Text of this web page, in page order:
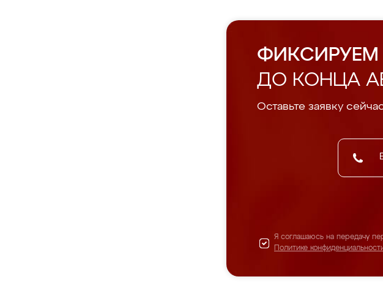
ФИКСИРУЕМ
ДО КОНЦА
Оставьте заявку
Я соглашаюсь на передачу
Политике